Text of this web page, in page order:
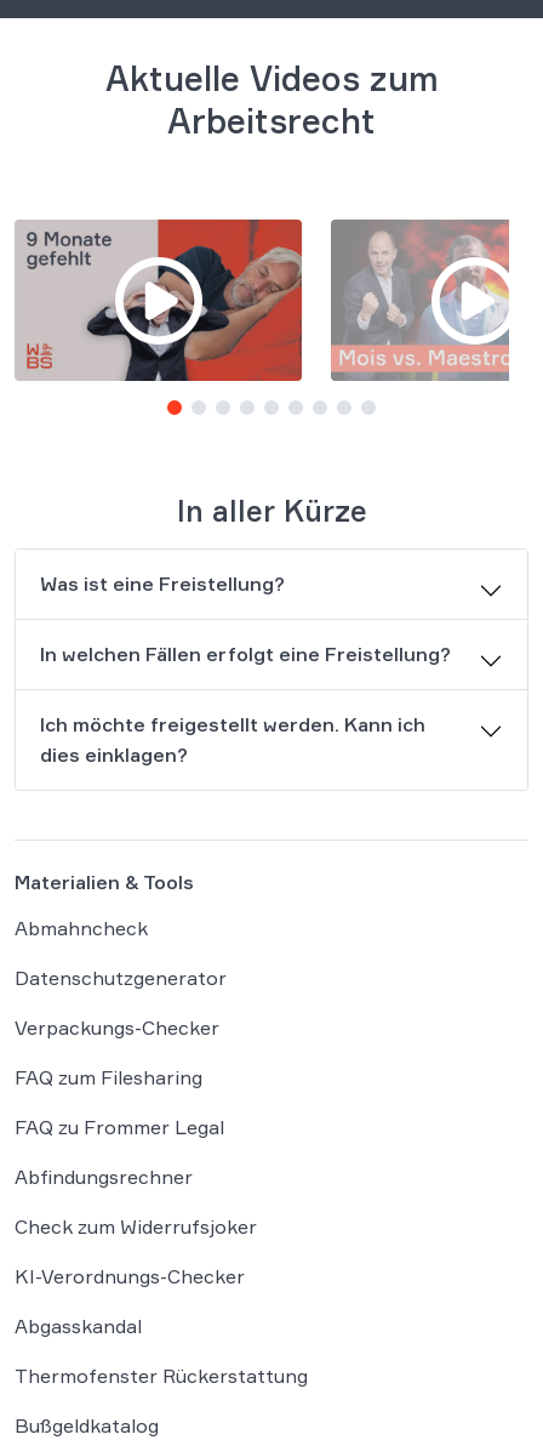
Aktuelle Videos zum
Arbeitsrecht
In aller Kürze
Was ist eine Freistellung?
In welchen Fällen erfolgt eine Freistellung?
Ich möchte freigestellt werden. Kann ich
dies einklagen?
Materialien & Tools
Abmahncheck
Datenschutzgenerator
Verpackungs-Checker
FAQ zum Filesharing
FAQ zu Frommer Legal
Abfindungsrechner
Check zum Widerrufsjoker
KI-Verordnungs-Checker
Abgasskandal
Thermofenster Rückerstattung
Bußgeldkatalog